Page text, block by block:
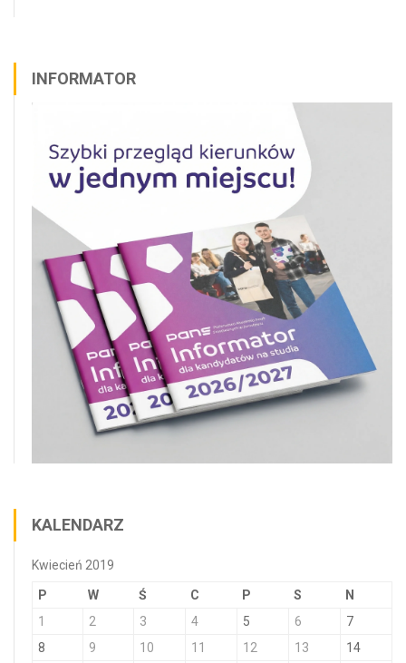
INFORMATOR
KALENDARZ
Kwiecień 2019
P W Ś C P S N
1 2 3 4 5 6
7
8
9 10 11 12 13
14